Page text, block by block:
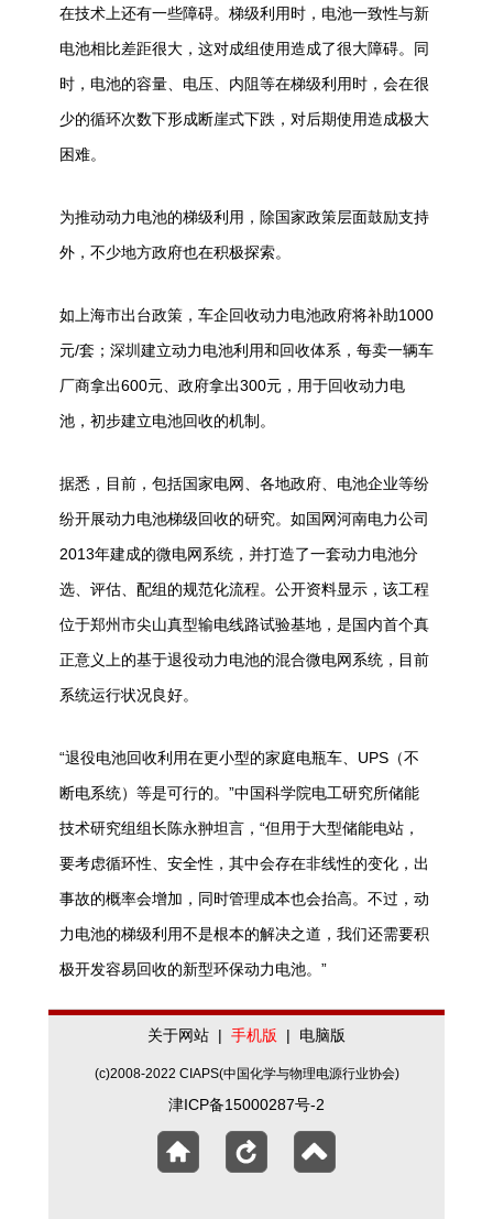
在技术上还有一些障碍。梯级利用时，电池一致性与新
电池相比差距很大，这对成组使用造成了很大障碍。同
时，电池的容量、电压、内阻等在梯级利用时，会在很
少的循环次数下形成断崖式下跌，对后期使用造成极大
困难。
为推动动力电池的梯级利用，除国家政策层面鼓励支持
外，不少地方政府也在积极探索。
如上海市出台政策，车企回收动力电池政府将补助1000
元/套；深圳建立动力电池利用和回收体系，每卖一辆车
厂商拿出600元、政府拿出300元，用于回收动力电
池，初步建立电池回收的机制。
据悉，目前，包括国家电网、各地政府、电池企业等纷
纷开展动力电池梯级回收的研究。如国网河南电力公司
2013年建成的微电网系统，并打造了一套动力电池分
选、评估、配组的规范化流程。公开资料显示，该工程
位于郑州市尖山真型输电线路试验基地，是国内首个真
正意义上的基于退役动力电池的混合微电网系统，目前
系统运行状况良好。
“退役电池回收利用在更小型的家庭电瓶车、UPS（不
断电系统）等是可行的。”中国科学院电工研究所储能
技术研究组组长陈永翀坦言，“但用于大型储能电站，
要考虑循环性、安全性，其中会存在非线性的变化，出
事故的概率会增加，同时管理成本也会抬高。不过，动
力电池的梯级利用不是根本的解决之道，我们还需要积
极开发容易回收的新型环保动力电池。”
关于网站 | 手机版 | 电脑版
(c)2008-2022 CIAPS(中国化学与物理电源行业协会)
津ICP备15000287号-2